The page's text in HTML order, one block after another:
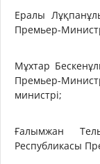
Ералы
Премьер-
Мұхтар
Премьер-
министрі;
Ғалымжан
Республикасы